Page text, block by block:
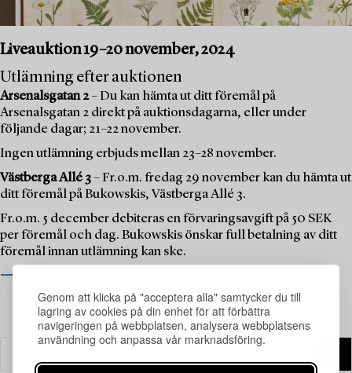
Genom att klicka på "acceptera alla" samtycker du till
lagring av cookies på din enhet för att förbättra
navigeringen på webbplatsen, analysera webbplatsens
användning och anpassa vår marknadsföring.
Liveauktion 19–20 november, 2024
Utlämning efter auktionen
Arsenalsgatan 2– Du kan hämta ut ditt föremål på
Arsenalsgatan 2 direkt på auktionsdagarna, eller under
följande dagar; 21–22 november.
Ingen utlämning erbjuds mellan 23–28 november.
Västberga Allé 3– Fr.o.m. fredag 29 november kan du hämta ut
ditt föremål på Bukowskis, Västberga Allé 3.
Fr.o.m. 5 december debiteras en förvaringsavgift på 50 SEK
per föremål och dag. Bukowskis önskar full betalning av ditt
föremål innan utlämning kan ske.
⟶ Se öppettider